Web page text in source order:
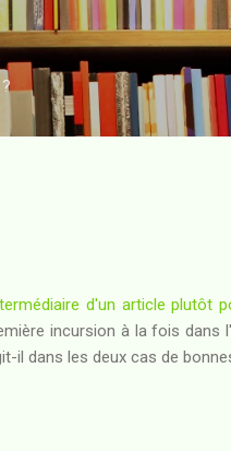
principal
d'un article plutôt
incursion à la fois dans
il dans les deux cas de